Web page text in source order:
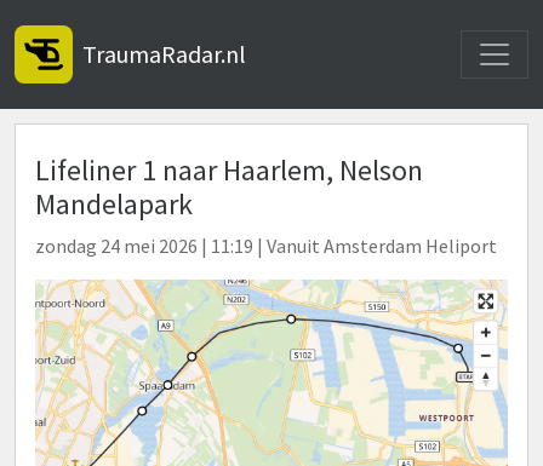
TraumaRadar.nl
Lifeliner 1 naar Haarlem, Nelson
Mandelapark
zondag 24 mei 2026 | 11:19 | Vanuit Amsterdam Heliport